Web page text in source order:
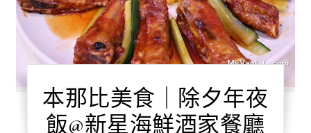
本那比美食｜除夕年夜
飯@新星海鮮酒家餐廳